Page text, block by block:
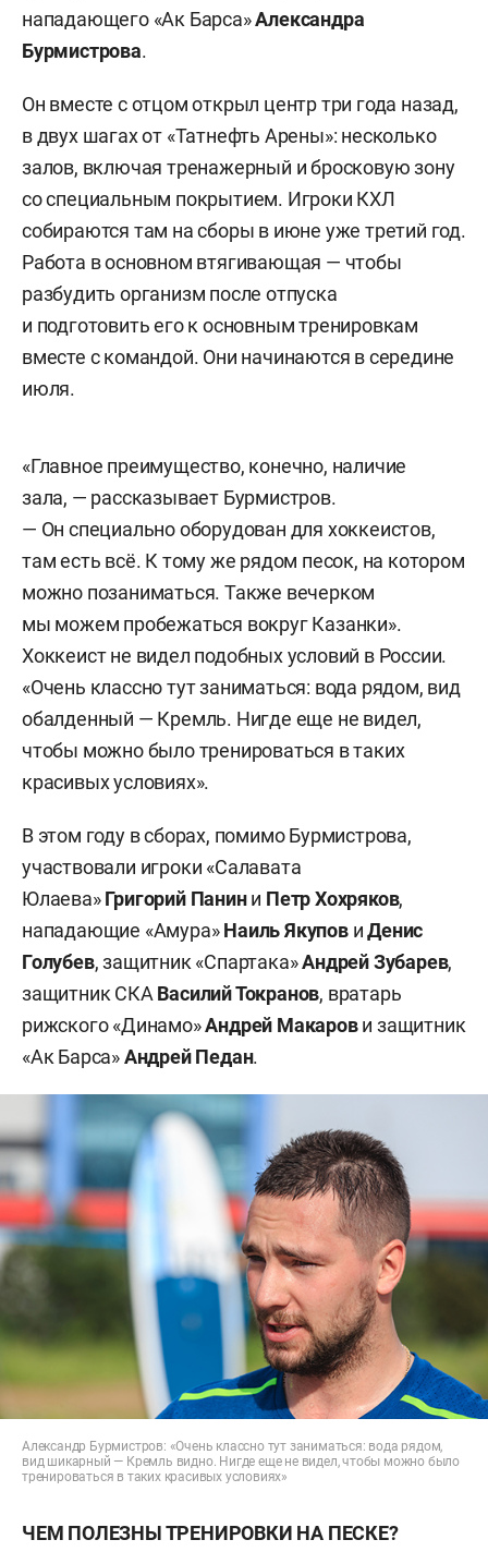
нападающего «Ак Барса»Александра
Бурмистрова.
Он вместе с отцом открыл центр три года назад,
в двух шагах от «Татнефть Арены»: несколько
залов, включая тренажерный и бросковую зону
со специальным покрытием. Игроки КХЛ
собираются там на сборы в июне уже третий год.
Работа в основном втягивающая — чтобы
разбудить организм после отпуска
и подготовить его к основным тренировкам
вместе с командой. Они начинаются в середине
июля.
«Главное преимущество, конечно, наличие
зала, — рассказывает Бурмистров.
— Он специально оборудован для хоккеистов,
там есть всё. К тому же рядом песок, на котором
можно позаниматься. Также вечерком
мы можем пробежаться вокруг Казанки».
Хоккеист не видел подобных условий в России.
«Очень классно тут заниматься: вода рядом, вид
обалденный — Кремль. Нигде еще не видел,
чтобы можно было тренироваться в таких
красивых условиях».
В этом году в сборах, помимо Бурмистрова,
участвовали игроки «Салавата
Юлаева»Григорий Панини Петр Хохряков,
нападающие «Амура»Наиль Якупов иДенис
Голубев, защитник «Спартака»Андрей Зубарев,
защитник СКА Василий Токранов, вратарь
рижского «Динамо»Андрей Макарови защитник
«Ак Барса»Андрей Педан.
Александр Бурмистров: «Очень классно тут заниматься: вода рядом,
вид шикарный — Кремль видно. Нигде еще не видел, чтобы можно было
тренироваться в таких красивых условиях»
ЧЕМ ПОЛЕЗНЫ ТРЕНИРОВКИ НА ПЕСКЕ?